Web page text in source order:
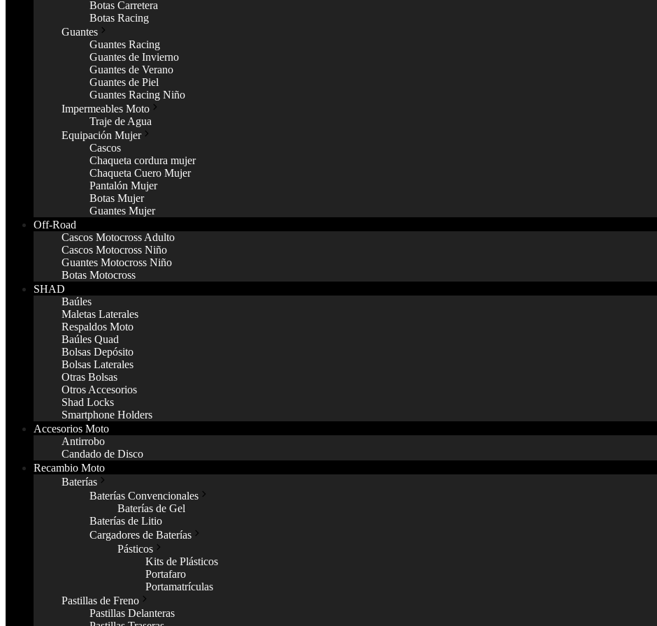
Botas Carretera
Botas Racing
Guantes
Guantes Racing
Guantes de Invierno
Guantes de Verano
Guantes de Piel
Guantes Racing Niño
Impermeables Moto
Traje de Agua
Equipación Mujer
Cascos
Chaqueta cordura mujer
Chaqueta Cuero Mujer
Pantalón Mujer
Botas Mujer
Guantes Mujer
Off-Road
Cascos Motocross Adulto
Cascos Motocross Niño
Guantes Motocross Niño
Botas Motocross
SHAD
Baúles
Maletas Laterales
Respaldos Moto
Baúles Quad
Bolsas Depósito
Bolsas Laterales
Otras Bolsas
Otros Accesorios
Shad Locks
Smartphone Holders
Accesorios Moto
Antirrobo
Candado de Disco
Recambio Moto
Baterías
Baterías Convencionales
Baterías de Gel
Baterías de Litio
Cargadores de Baterías
Pásticos
Kits de Plásticos
Portafaro
Portamatrículas
Pastillas de Freno
Pastillas Delanteras